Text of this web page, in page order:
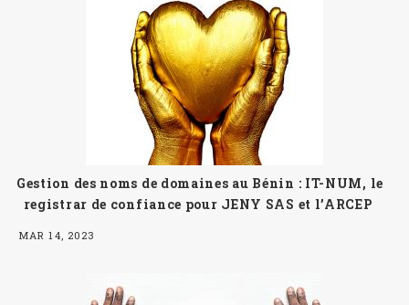
Gestion des noms de domaines au Bénin : IT-NUM, le
registrar de confiance pour JENY SAS et l’ARCEP
MAR 14, 2023